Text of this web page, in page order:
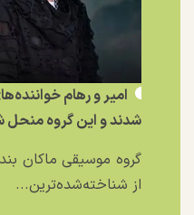
امیر و رهام
شدند و این گروه منحل
گروه موسیقی ماکان
از شناخته‌شده‌ترین...